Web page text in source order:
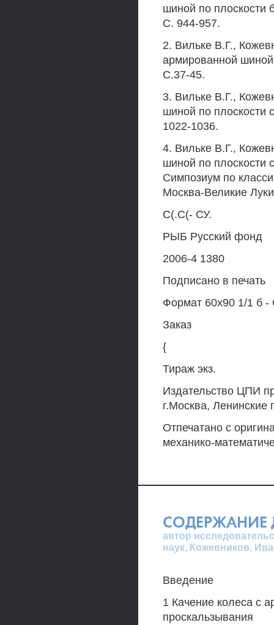
шиной по плоскости
С. 944-957.
2. Вильке В.Г.,
армированной
С.37-45.
3. Вильке В.Г.,
шиной по
1022-1036.
4. Вильке В.Г.,
шиной по
Симпозиум по
Москва-Великие
С(.С(- СУ.
РЫБ Русский фонд
2006-4 1380
Подписано в печать
Формат 60x90 1/1 б
Заказ
{
Тираж экз.
Издательство ЦПИ
г.Москва, Ленинские
Отпечатано с
механико-
СОДЕРЖАНИЕ
автор
наук, Кожевников,
Введение
1 Качение колеса с
проскальзывания